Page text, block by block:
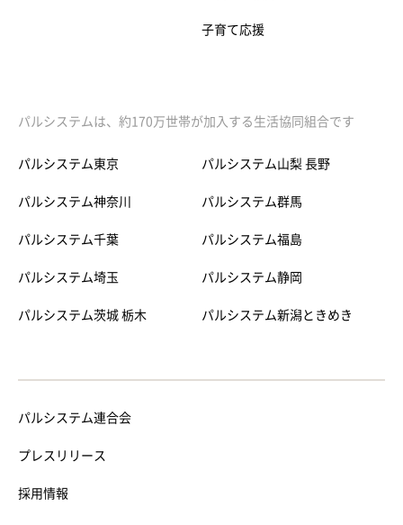
子育て応援
パルシステムは、約170万世帯が加入する生活協同組合です
パルシステム東京
パルシステム神奈川
パルシステム千葉
パルシステム埼玉
パルシステム茨城 栃木
パルシステム山梨 長野
パルシステム群馬
パルシステム福島
パルシステム静岡
パルシステム新潟ときめき
パルシステム連合会
プレスリリース
採用情報